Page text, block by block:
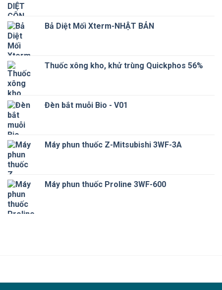
Bả Diệt Mối Xterm-NHẬT BẢN
Thuốc xông kho, khử trùng Quickphos 56%
Đèn bắt muỗi Bio - V01
Máy phun thuốc Z-Mitsubishi 3WF-3A
Máy phun thuốc Proline 3WF-600